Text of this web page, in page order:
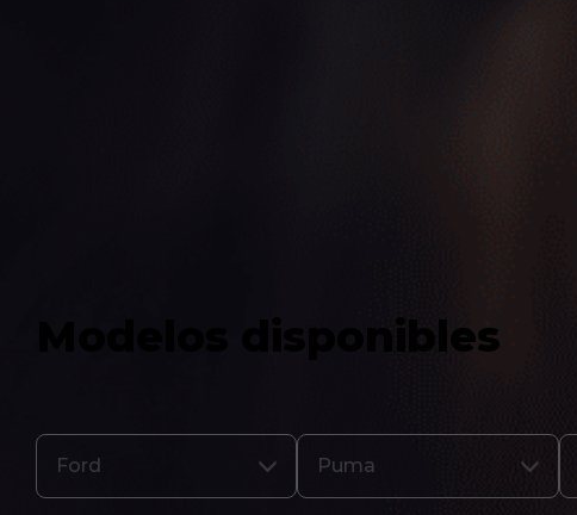
Modelos disponibles
Ford Puma